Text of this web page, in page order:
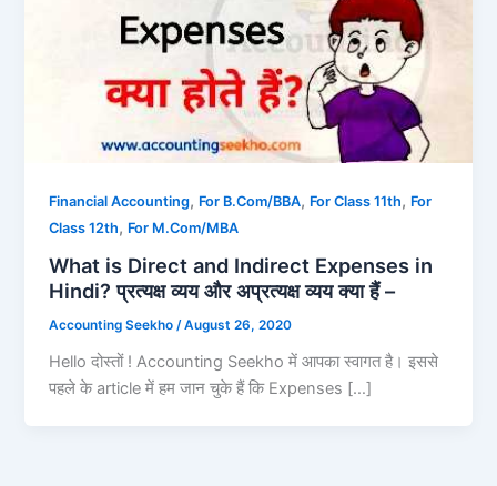
Financial Accounting, For B.Com/BBA, For Class 11th, For
Class 12th, For M.Com/MBA
What is Direct and Indirect Expenses in
Hindi? प्रत्यक्ष व्यय और अप्रत्यक्ष व्यय क्या हैं –
Accounting Seekho/August 26, 2020
Hello दोस्तों ! Accounting Seekho में आपका स्वागत है। इससे
पहले के article में हम जान चुके हैं कि Expenses […]